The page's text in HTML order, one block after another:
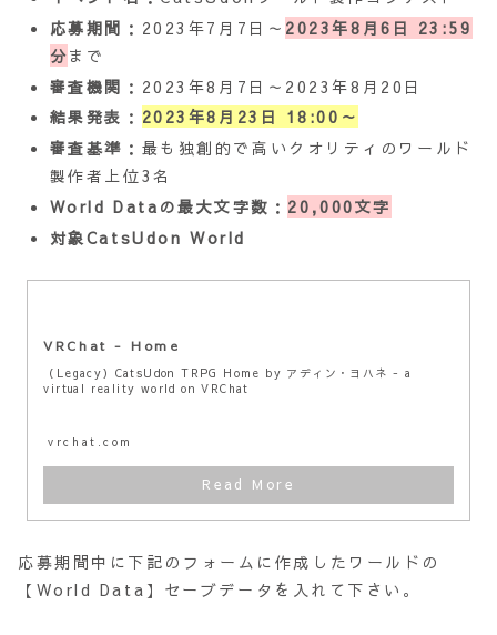
応募期間 ：2023年7月7日～ 2023年8月6日 23:59
分まで
審査機関 ：2023年8月7日～2023年8月20日
結果発表 ： 2023年8月23日 18:00～
審査基準 ：最も独創的で高いクオリティのワールド
製作者上位3名
World Dataの最大文字数 ： 20,000文字
対象CatsUdon World
VRChat - Home
（Legacy）CatsUdon TRPG Home by アディン・ヨハネ - a
virtual reality world on VRChat
vrchat.com
応募期間中に下記のフォームに作成したワールドの
【World Data】セーブデータを入れて下さい。